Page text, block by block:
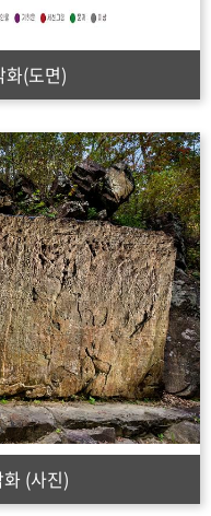
화(도면)
(사진)